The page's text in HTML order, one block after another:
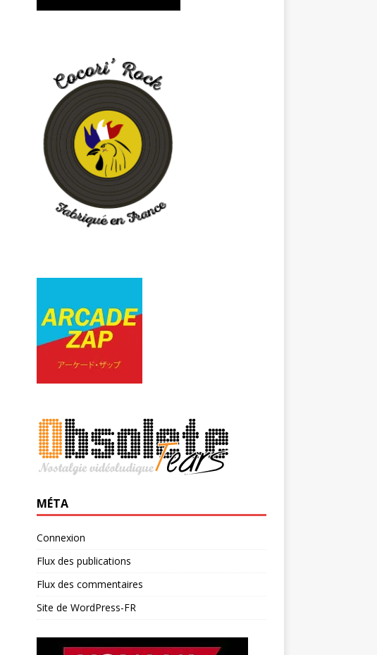
MÉTA
Connexion
Flux des publications
Flux des commentaires
Site de WordPress-FR